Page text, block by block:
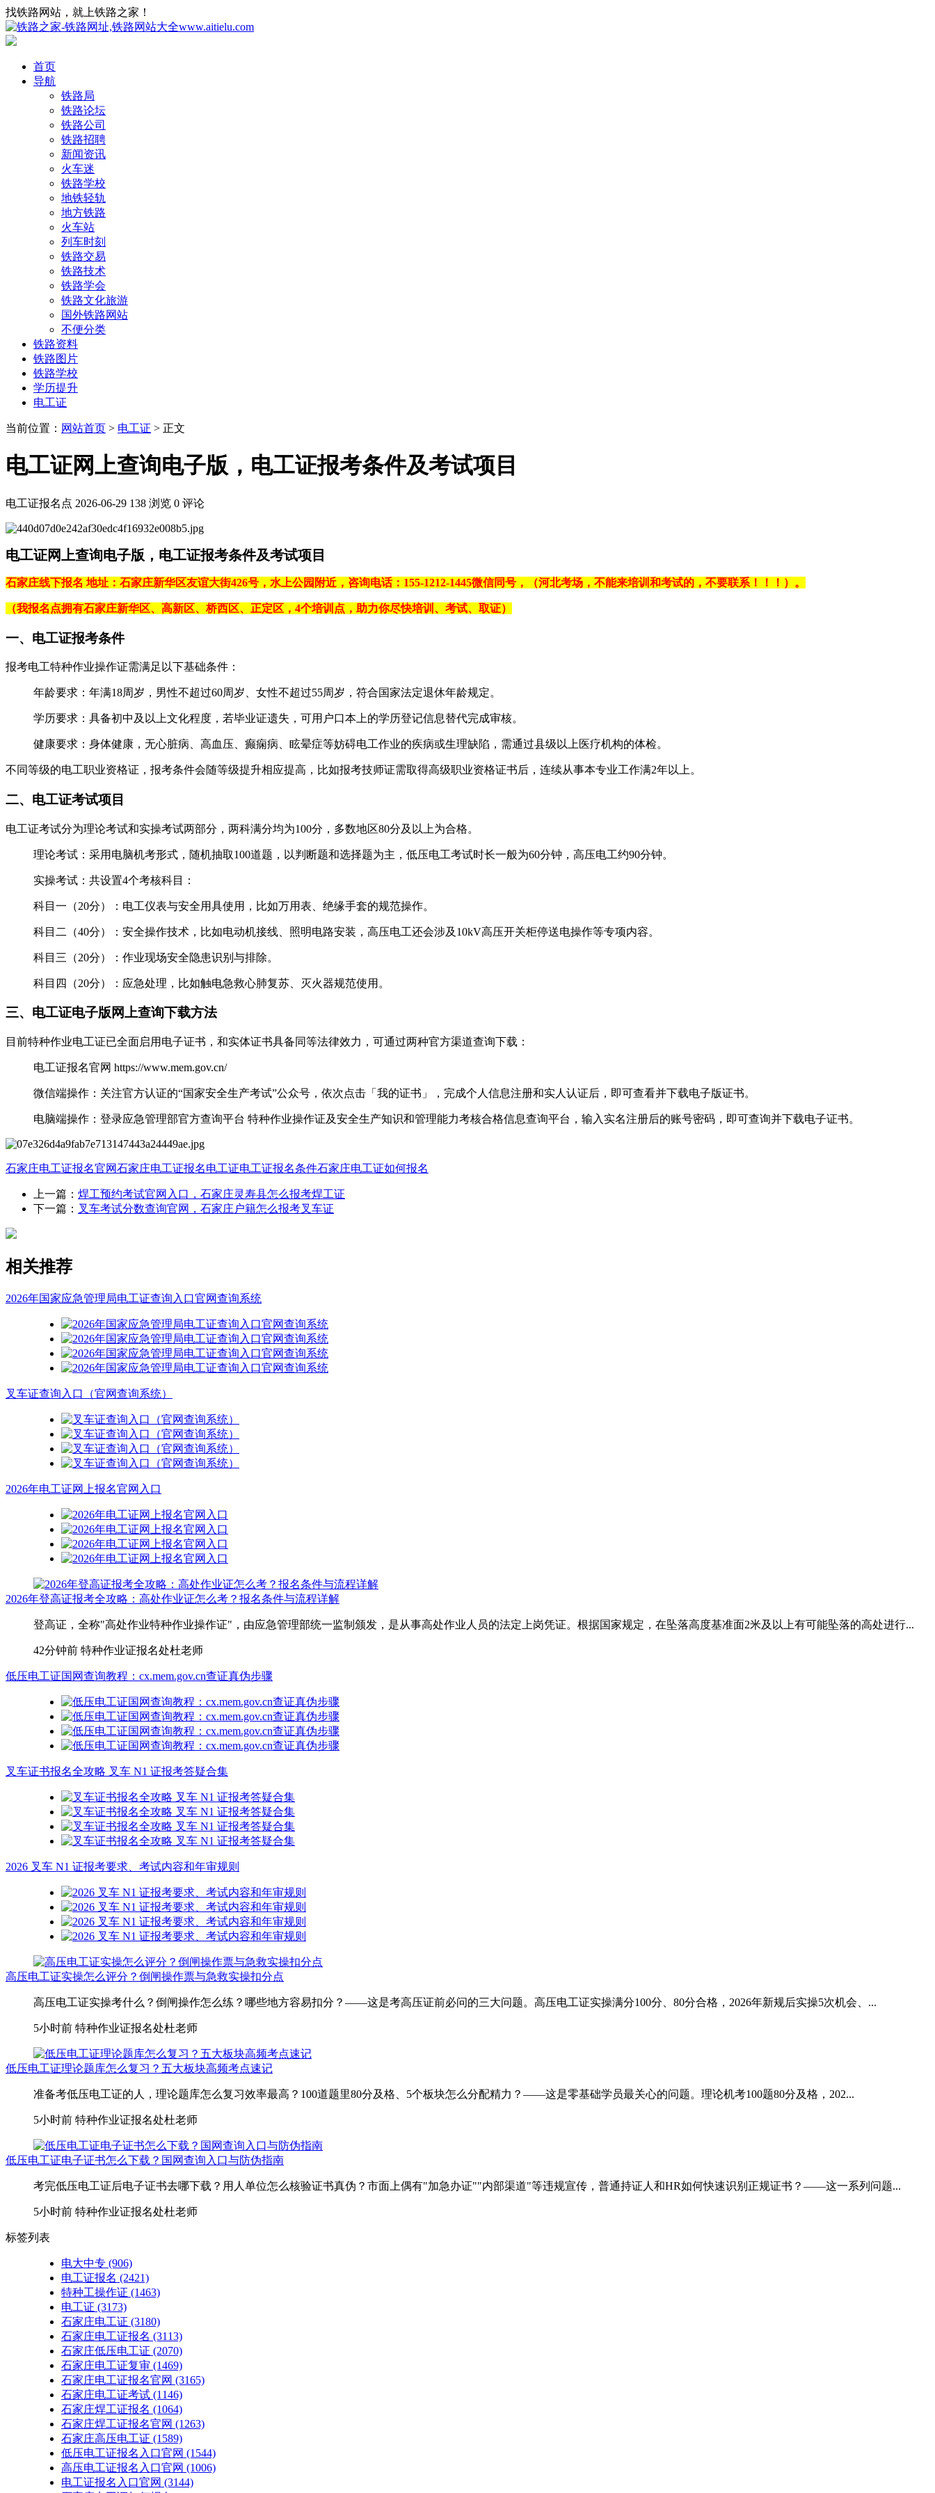
找铁路网站，就上铁路之家！
首页
导航
铁路局
铁路论坛
铁路公司
铁路招聘
新闻资讯
火车迷
铁路学校
地铁轻轨
地方铁路
火车站
列车时刻
铁路交易
铁路技术
铁路学会
铁路文化旅游
国外铁路网站
不便分类
铁路资料
铁路图片
铁路学校
学历提升
电工证
当前位置： 网站首页 > 电工证 > 正文
电工证网上查询电子版，电工证报考条件及考试项目
电工证报名点 2026-06-29 138 浏览 0 评论
电工证网上查询电子版，电工证报考条件及考试项目
石家庄线下报名 地址：石家庄新华区友谊大街426号，水上公园附近，咨询电话：155-1212-1445微信同号，（河北考场，不能来培训和考试的，不要联系！！！）。
（我报名点拥有石家庄新华区、高新区、桥西区、正定区，4个培训点，助力你尽快培训、考试、取证）
一、电工证报考条件
报考电工特种作业操作证需满足以下基础条件：
‌年龄要求‌：年满18周岁，男性不超过60周岁、女性不超过55周岁，符合国家法定退休年龄规定。
‌学历要求‌：具备初中及以上文化程度，若毕业证遗失，可用户口本上的学历登记信息替代完成审核。
‌健康要求‌：身体健康，无心脏病、高血压、癫痫病、眩晕症等妨碍电工作业的疾病或生理缺陷，需通过县级以上医疗机构的体检。
不同等级的电工职业资格证，报考条件会随等级提升相应提高，比如报考技师证需取得高级职业资格证书后，连续从事本专业工作满2年以上。
二、电工证考试项目
电工证考试分为‌理论考试‌和‌实操考试‌两部分，两科满分均为100分，多数地区80分及以上为合格。
‌理论考试‌：采用电脑机考形式，随机抽取100道题，以判断题和选择题为主，低压电工考试时长一般为60分钟，高压电工约90分钟。
‌实操考试‌：共设置4个考核科目：
科目一（20分）：电工仪表与安全用具使用，比如万用表、绝缘手套的规范操作。
科目二（40分）：安全操作技术，比如电动机接线、照明电路安装，高压电工还会涉及10kV高压开关柜停送电操作等专项内容。
科目三（20分）：作业现场安全隐患识别与排除。
科目四（20分）：应急处理，比如触电急救心肺复苏、灭火器规范使用。
三、电工证电子版网上查询下载方法
目前特种作业电工证已全面启用电子证书，和实体证书具备同等法律效力，可通过两种官方渠道查询下载：
‌电工证报名官网 https://www.mem.gov.cn/
微信端操作‌：关注官方认证的“国家安全生产考试”公众号，依次点击「我的证书」，完成个人信息注册和实人认证后，即可查看并下载电子版证书。
‌电脑端操作‌：登录应急管理部官方查询平台 特种作业操作证及安全生产知识和管理能力考核合格信息查询平台，输入实名注册后的账号密码，即可查询并下载电子证书。
石家庄电工证报名官网石家庄电工证报名电工证电工证报名条件石家庄电工证如何报名
上一篇： 焊工预约考试官网入口，石家庄灵寿县怎么报考焊工证
下一篇： 叉车考试分数查询官网，石家庄户籍怎么报考叉车证
相关推荐
2026年国家应急管理局电工证查询入口官网查询系统
叉车证查询入口（官网查询系统）
2026年电工证网上报名官网入口
2026年登高证报考全攻略：高处作业证怎么考？报名条件与流程详解
登高证，全称"高处作业特种作业操作证"，由应急管理部统一监制颁发，是从事高处作业人员的法定上岗凭证。根据国家规定，在坠落高度基准面2米及以上有可能坠落的高处进行...
42分钟前 特种作业证报名处杜老师
低压电工证国网查询教程：cx.mem.gov.cn查证真伪步骤
叉车证书报名全攻略 叉车 N1 证报考答疑合集
2026 叉车 N1 证报考要求、考试内容和年审规则
高压电工证实操怎么评分？倒闸操作票与急救实操扣分点
高压电工证实操考什么？倒闸操作怎么练？哪些地方容易扣分？——这是考高压证前必问的三大问题。高压电工证实操满分100分、80分合格，2026年新规后实操5次机会、...
5小时前 特种作业证报名处杜老师
低压电工证理论题库怎么复习？五大板块高频考点速记
准备考低压电工证的人，理论题库怎么复习效率最高？100道题里80分及格、5个板块怎么分配精力？——这是零基础学员最关心的问题。理论机考100题80分及格，202...
5小时前 特种作业证报名处杜老师
低压电工证电子证书怎么下载？国网查询入口与防伪指南
考完低压电工证后电子证书去哪下载？用人单位怎么核验证书真伪？市面上偶有"加急办证""内部渠道"等违规宣传，普通持证人和HR如何快速识别正规证书？——这一系列问题...
5小时前 特种作业证报名处杜老师
标签列表
电大中专 (906)
电工证报名 (2421)
特种工操作证 (1463)
电工证 (3173)
石家庄电工证 (3180)
石家庄电工证报名 (3113)
石家庄低压电工证 (2070)
石家庄电工证复审 (1469)
石家庄电工证报名官网 (3165)
石家庄电工证考试 (1146)
石家庄焊工证报名 (1064)
石家庄焊工证报名官网 (1263)
石家庄高压电工证 (1589)
低压电工证报名入口官网 (1544)
高压电工证报名入口官网 (1006)
电工证报名入口官网 (3144)